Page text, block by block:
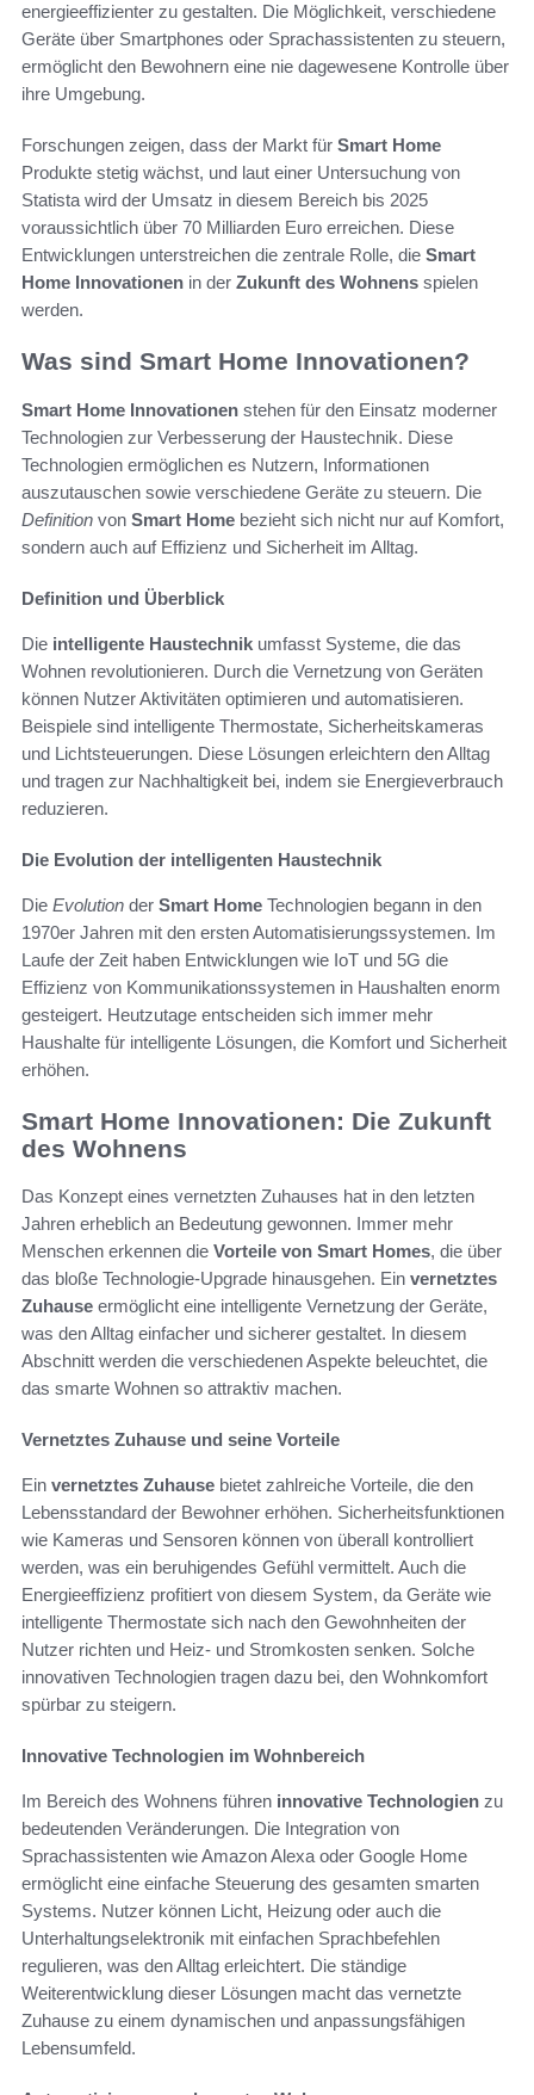
energieeffizienter zu gestalten. Die Möglichkeit, verschiedene
Geräte über Smartphones oder Sprachassistenten zu steuern,
ermöglicht den Bewohnern eine nie dagewesene Kontrolle über
ihre Umgebung.
Forschungen zeigen, dass der Markt für Smart Home
Produkte stetig wächst, und laut einer Untersuchung von
Statista wird der Umsatz in diesem Bereich bis 2025
voraussichtlich über 70 Milliarden Euro erreichen. Diese
Entwicklungen unterstreichen die zentrale Rolle, die Smart
Home Innovationen in der Zukunft des Wohnens spielen
werden.
Was sind Smart Home Innovationen?
Smart Home Innovationen stehen für den Einsatz moderner
Technologien zur Verbesserung der Haustechnik. Diese
Technologien ermöglichen es Nutzern, Informationen
auszutauschen sowie verschiedene Geräte zu steuern. Die
Definition von Smart Home bezieht sich nicht nur auf Komfort,
sondern auch auf Effizienz und Sicherheit im Alltag.
Definition und Überblick
Die intelligente Haustechnik umfasst Systeme, die das
Wohnen revolutionieren. Durch die Vernetzung von Geräten
können Nutzer Aktivitäten optimieren und automatisieren.
Beispiele sind intelligente Thermostate, Sicherheitskameras
und Lichtsteuerungen. Diese Lösungen erleichtern den Alltag
und tragen zur Nachhaltigkeit bei, indem sie Energieverbrauch
reduzieren.
Die Evolution der intelligenten Haustechnik
Die Evolution der Smart Home Technologien begann in den
1970er Jahren mit den ersten Automatisierungssystemen. Im
Laufe der Zeit haben Entwicklungen wie IoT und 5G die
Effizienz von Kommunikationssystemen in Haushalten enorm
gesteigert. Heutzutage entscheiden sich immer mehr
Haushalte für intelligente Lösungen, die Komfort und Sicherheit
erhöhen.
Smart Home Innovationen: Die Zukunft
des Wohnens
Das Konzept eines vernetzten Zuhauses hat in den letzten
Jahren erheblich an Bedeutung gewonnen. Immer mehr
Menschen erkennen die Vorteile von Smart Homes, die über
das bloße Technologie-Upgrade hinausgehen. Ein vernetztes
Zuhause ermöglicht eine intelligente Vernetzung der Geräte,
was den Alltag einfacher und sicherer gestaltet. In diesem
Abschnitt werden die verschiedenen Aspekte beleuchtet, die
das smarte Wohnen so attraktiv machen.
Vernetztes Zuhause und seine Vorteile
Ein vernetztes Zuhause bietet zahlreiche Vorteile, die den
Lebensstandard der Bewohner erhöhen. Sicherheitsfunktionen
wie Kameras und Sensoren können von überall kontrolliert
werden, was ein beruhigendes Gefühl vermittelt. Auch die
Energieeffizienz profitiert von diesem System, da Geräte wie
intelligente Thermostate sich nach den Gewohnheiten der
Nutzer richten und Heiz- und Stromkosten senken. Solche
innovativen Technologien tragen dazu bei, den Wohnkomfort
spürbar zu steigern.
Innovative Technologien im Wohnbereich
Im Bereich des Wohnens führen innovative Technologien zu
bedeutenden Veränderungen. Die Integration von
Sprachassistenten wie Amazon Alexa oder Google Home
ermöglicht eine einfache Steuerung des gesamten smarten
Systems. Nutzer können Licht, Heizung oder auch die
Unterhaltungselektronik mit einfachen Sprachbefehlen
regulieren, was den Alltag erleichtert. Die ständige
Weiterentwicklung dieser Lösungen macht das vernetzte
Zuhause zu einem dynamischen und anpassungsfähigen
Lebensumfeld.